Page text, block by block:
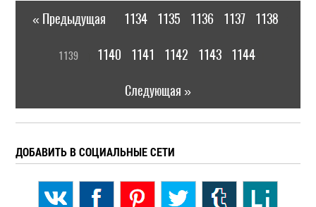
« Предыдущая 1134 1135 1136 1137 1138
1139 1140 1141 1142 1143 1144
Следующая »
ДОБАВИТЬ В СОЦИАЛЬНЫЕ СЕТИ